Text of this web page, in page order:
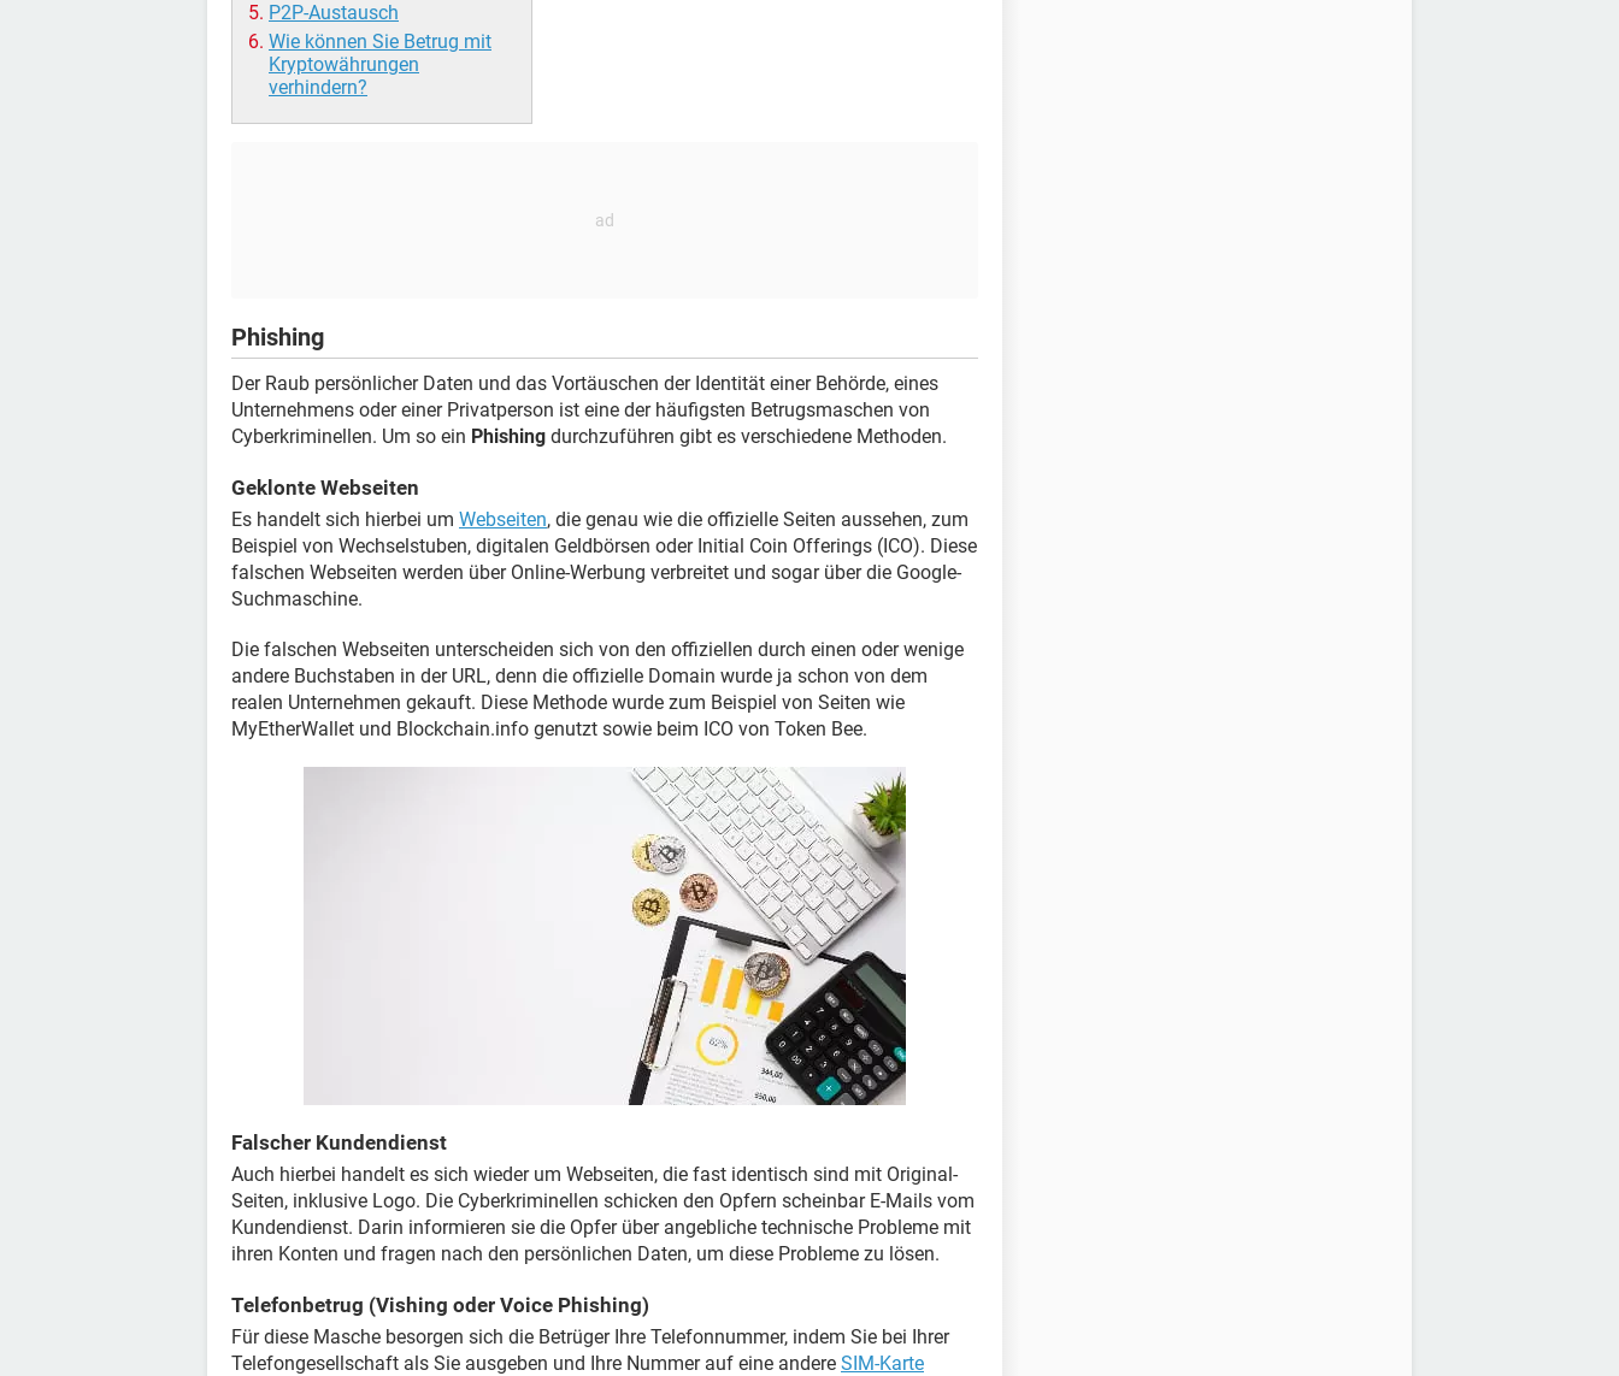
P2P-Austausch
Wie können Sie Betrug mit
Kryptowährungen
verhindern?
Phishing
Der Raub persönlicher Daten und das Vortäuschen der Identität einer Behörde, eines
Unternehmens oder einer Privatperson ist eine der häufigsten Betrugsmaschen von
Cyberkriminellen. Um so ein Phishing durchzuführen gibt es verschiedene Methoden.
Geklonte Webseiten
Es handelt sich hierbei um Webseiten, die genau wie die offizielle Seiten aussehen, zum
Beispiel von Wechselstuben, digitalen Geldbörsen oder Initial Coin Offerings (ICO). Diese
falschen Webseiten werden über Online-Werbung verbreitet und sogar über die Google-
Suchmaschine.
Die falschen Webseiten unterscheiden sich von den offiziellen durch einen oder wenige
andere Buchstaben in der URL, denn die offizielle Domain wurde ja schon von dem
realen Unternehmen gekauft. Diese Methode wurde zum Beispiel von Seiten wie
MyEtherWallet und Blockchain.info genutzt sowie beim ICO von Token Bee.
Falscher Kundendienst
Auch hierbei handelt es sich wieder um Webseiten, die fast identisch sind mit Original-
Seiten, inklusive Logo. Die Cyberkriminellen schicken den Opfern scheinbar E-Mails vom
Kundendienst. Darin informieren sie die Opfer über angebliche technische Probleme mit
ihren Konten und fragen nach den persönlichen Daten, um diese Probleme zu lösen.
Telefonbetrug (Vishing oder Voice Phishing)
Für diese Masche besorgen sich die Betrüger Ihre Telefonnummer, indem Sie bei Ihrer
Telefongesellschaft als Sie ausgeben und Ihre Nummer auf eine andere SIM-Karte